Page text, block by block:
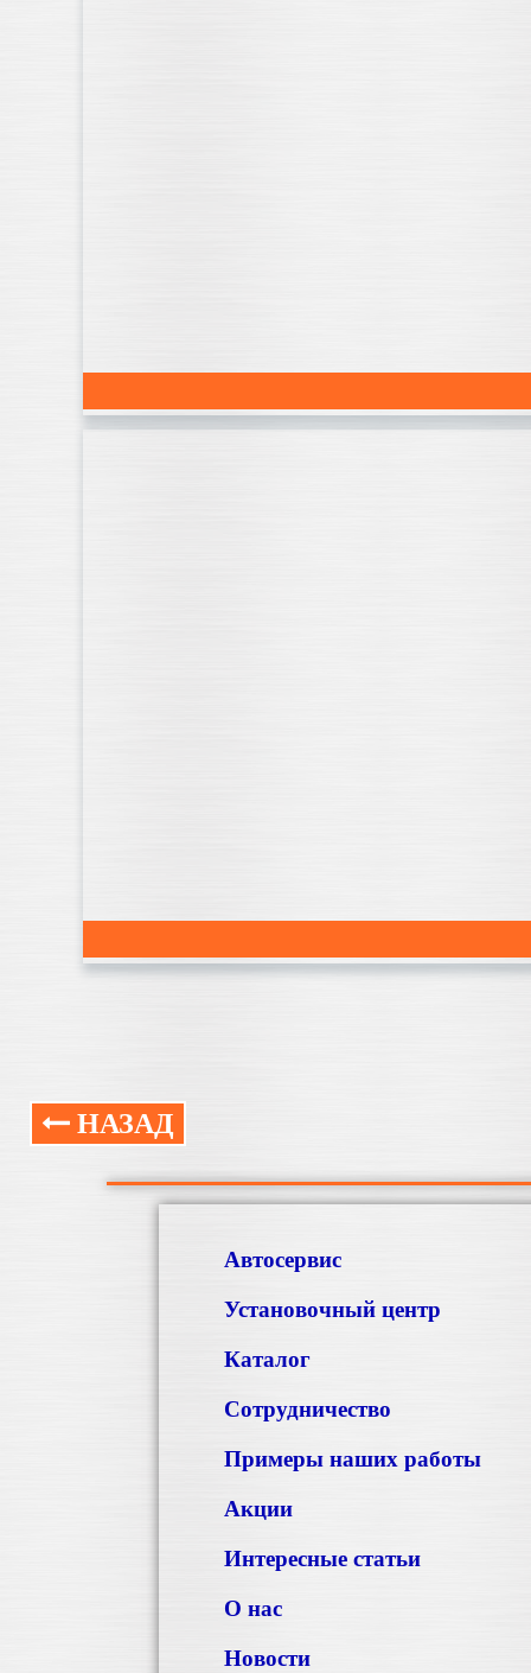
НАЗАД
Автосервис
Установочный центр
Каталог
Сотрудничество
Примеры наших работы
Акции
Интересные статьи
О нас
Новости